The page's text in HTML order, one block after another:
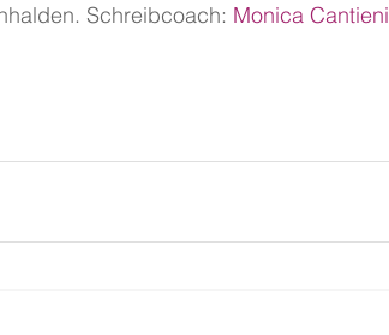
Schreibcoach: Monica Cantieni